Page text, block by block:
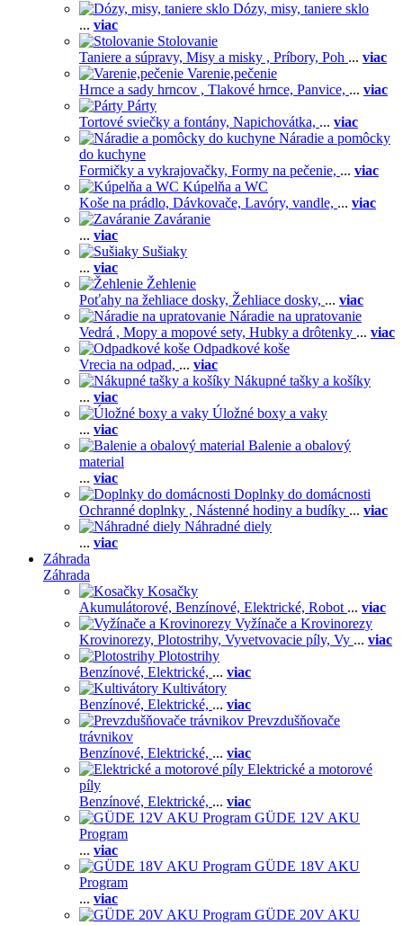
Dózy, misy, taniere sklo
... viac
Stolovanie
Taniere a súpravy, Misy a misky , Príbory, Poh ... viac
Varenie,pečenie
Hrnce a sady hrncov , Tlakové hrnce, Panvice, ... viac
Párty
Tortové sviečky a fontány, Napichovátka, ... viac
Náradie a pomôcky
do kuchyne
Formičky a vykrajovačky, Formy na pečenie, ... viac
Kúpelňa a WC
Koše na prádlo, Dávkovače, Lavóry, vandle, ... viac
Zaváranie
... viac
Sušiaky
... viac
Žehlenie
Poťahy na žehliace dosky, Žehliace dosky, ... viac
Náradie na upratovanie
Vedrá , Mopy a mopové sety, Hubky a drôtenky ... viac
Odpadkové koše
Vrecia na odpad, ... viac
Nákupné tašky a košíky
... viac
Úložné boxy a vaky
... viac
Balenie a obalový
material
... viac
Doplnky do domácnosti
Ochranné doplnky , Nástenné hodiny a budíky ... viac
Náhradné diely
... viac
Záhrada
Záhrada
Kosačky
Akumulátorové, Benzínové, Elektrické, Robot ... viac
Vyžínače a Krovinorezy
Krovinorezy, Plotostrihy, Vyvetvovacie píly, Vy ... viac
Plotostrihy
Benzínové, Elektrické, ... viac
Kultivátory
Benzínové, Elektrické, ... viac
Prevzdušňovače
trávnikov
Benzínové, Elektrické, ... viac
Elektrické a motorové
píly
Benzínové, Elektrické, ... viac
GÜDE 12V AKU
Program
... viac
GÜDE 18V AKU
Program
... viac
GÜDE 20V AKU